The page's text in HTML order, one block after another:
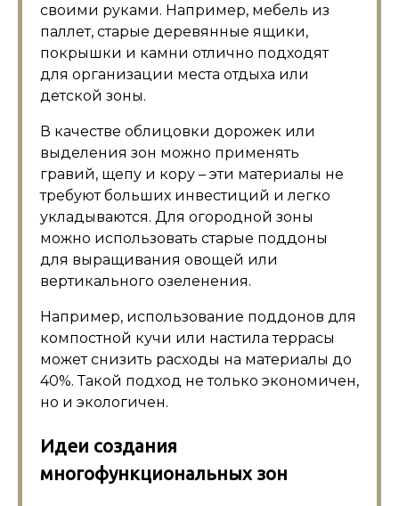
своими руками. Например, мебель из
паллет, старые деревянные ящики,
покрышки и камни отлично подходят
для организации места отдыха или
детской зоны.
В качестве облицовки дорожек или
выделения зон можно применять
гравий, щепу и кору – эти материалы не
требуют больших инвестиций и легко
укладываются. Для огородной зоны
можно использовать старые поддоны
для выращивания овощей или
вертикального озеленения.
Например, использование поддонов для
компостной кучи или настила террасы
может снизить расходы на материалы до
40%. Такой подход не только экономичен,
но и экологичен.
Идеи создания
многофункциональных зон